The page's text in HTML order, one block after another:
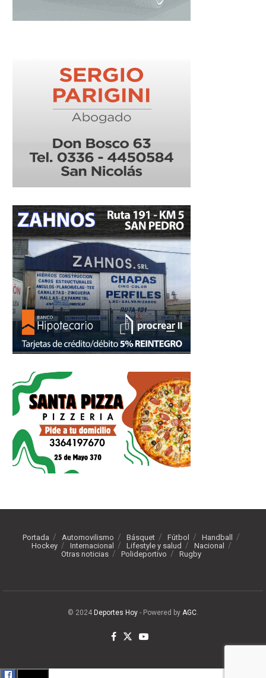
Portada Automovilismo Básquet Fútbol
Handball
Hockey
Internacional Lifestyle y salud
Nacional
Otras noticias
Polideportivo Rugby
© 2024 Deportes Hoy - Powered by AGC.